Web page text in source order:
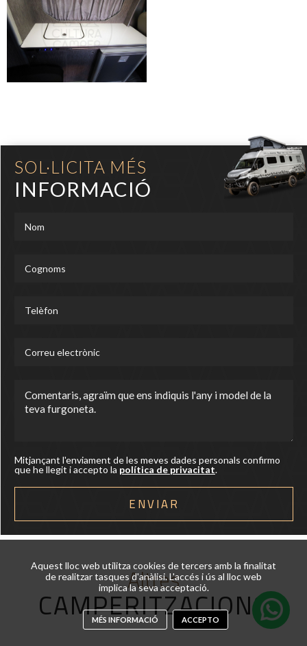
SOL·LICITA MÉS
INFORMACIÓ
Mitjançant l'enviament de les meves dades personals confirmo
que he llegit i accepto la política de privacitat.
Altres
CAMPERITZACIONS
Aquest lloc web utilitza cookies de tercers amb la finalitat
de realitzar tasques d'anàlisi. L'accés i ús al lloc web
implica la seva acceptació.
MÉS INFORMACIÓ ACCEPTO